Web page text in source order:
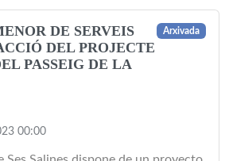
DE SERVEIS
DEL PROJECTE
PASSEIG DE LA
Arxivada
00:00